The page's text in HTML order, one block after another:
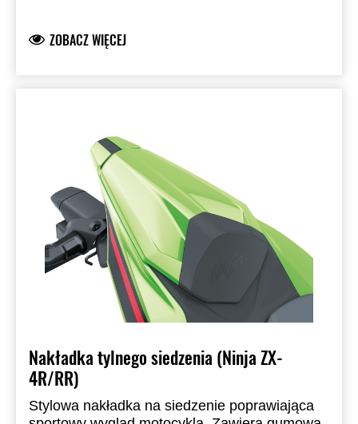
ZOBACZ WIĘCEJ
Nakładka tylnego siedzenia (Ninja ZX-
4R/RR)
Stylowa nakładka na siedzenie poprawiająca